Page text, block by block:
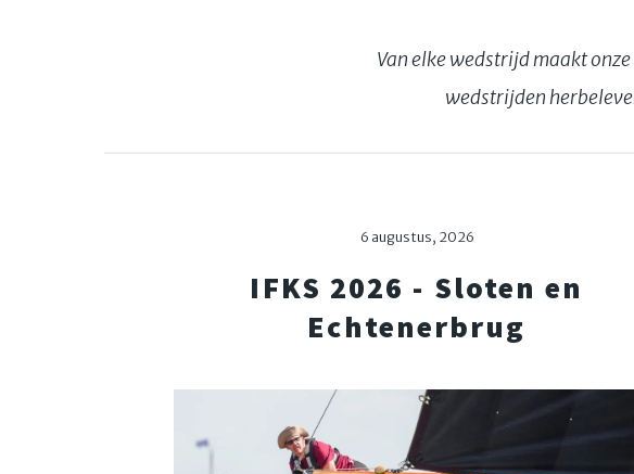
Van elke wedstrijd maakt
wedstrijden
6 augustus, 2026
IFKS 2026 - Sloten en
Echtenerbrug